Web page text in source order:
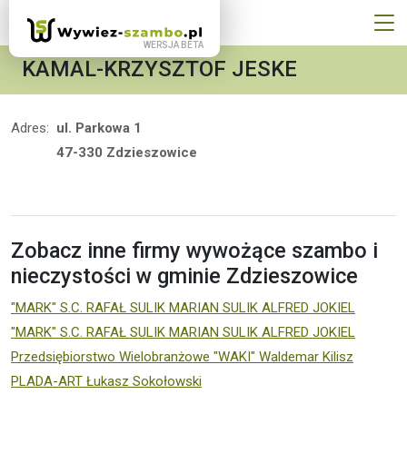
KAMAL-KRZYSZTOF JESKE
Adres: ul. Parkowa 1
47-330 Zdzieszowice
Zobacz inne firmy wywożące szambo i
nieczystości w gminie Zdzieszowice
"MARK" S.C. RAFAŁ SULIK MARIAN SULIK ALFRED JOKIEL
"MARK" S.C. RAFAŁ SULIK MARIAN SULIK ALFRED JOKIEL
Przedsiębiorstwo Wielobranżowe "WAKI" Waldemar Kilisz
PLADA-ART Łukasz Sokołowski